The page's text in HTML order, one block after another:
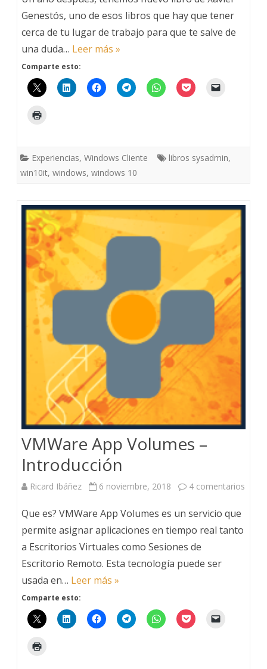
de
Windows
10
Win10IT
Genestós, uno de esos libros que hay que tener
cerca de tu lugar de trabajo para que te salve de
una duda… Leer más »
Comparte esto:
Experiencias, Windows Cliente libros sysadmin,
win10it, windows, windows 10
VMWare App Volumes –
Introducción
Ricard Ibáñez 6 noviembre, 2018 4 comentarios
Que es? VMWare App Volumes es un servicio que
permite asignar aplicaciones en tiempo real tanto
a Escritorios Virtuales como Sesiones de
Escritorio Remoto. Esta tecnología puede ser
usada en… Leer más »
Comparte esto: